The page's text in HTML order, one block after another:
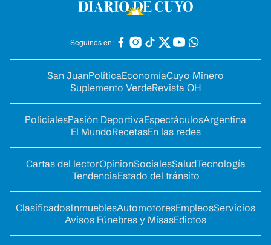
Seguinos en:
San JuanPolíticaEconomíaCuyo Minero
Suplemento VerdeRevista OH
PolicialesPasión DeportivaEspectáculosArgentina
El MundoRecetasEn las redes
Cartas del lectorOpinionSocialesSaludTecnología
TendenciaEstado del tránsito
ClasificadosInmueblesAutomotoresEmpleosServicios
Avisos Fúnebres y MisasEdictos